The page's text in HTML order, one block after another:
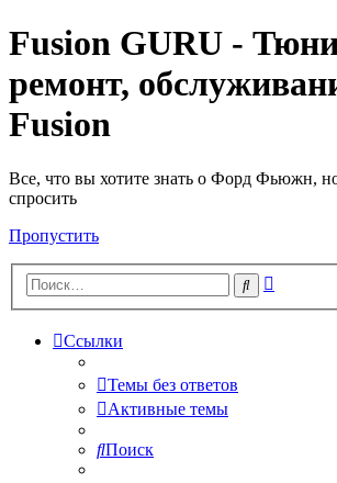
Fusion GURU -
ремонт,
Fusion
Все, что вы хотите знать о Форд Фьюжн,
спросить
Пропустить
Поиск
Ссылки
Темы без ответов
Активные темы
Поиск